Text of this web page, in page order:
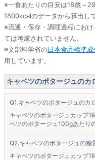
※一食あたりの目安は18歳～
1800kcalのデータから算出し
※流通・保存・調理過程にお
ては考慮されていません。
※文部科学省の日本食品標準
用しています。
キャベツのポタージュのカ
キャベツのポタージュのカ
キャベツのポタージュカップ1
ベツのポタージュ100gあたり
キャベツのポタージュの糖
キャベツのポタージュカップ1